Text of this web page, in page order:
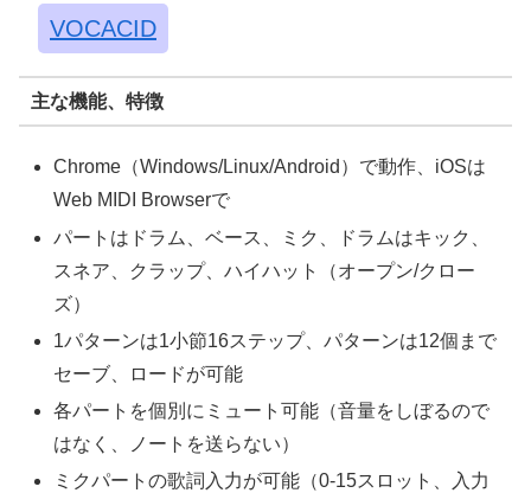
VOCACID
主な機能、特徴
Chrome（Windows/Linux/Android）で動作、iOSは
Web MIDI Browserで
パートはドラム、ベース、ミク、ドラムはキック、
スネア、クラップ、ハイハット（オープン/クロー
ズ）
1パターンは1小節16ステップ、パターンは12個まで
セーブ、ロードが可能
各パートを個別にミュート可能（音量をしぼるので
はなく、ノートを送らない）
ミクパートの歌詞入力が可能（0-15スロット、入力